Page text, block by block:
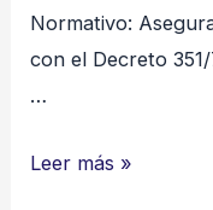
Normativo:
con el Decreto
…
CHECK
Leer más »